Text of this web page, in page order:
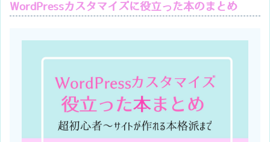
WordPressカスタマイズに役立った本のまとめ